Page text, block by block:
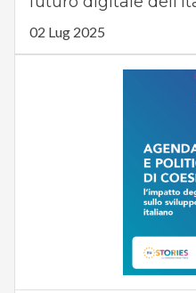
02 Lug 2025